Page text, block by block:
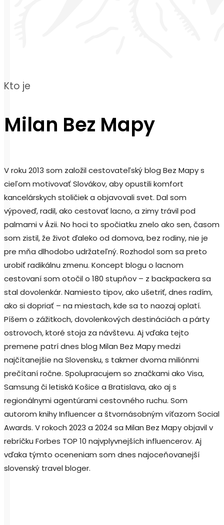
Kto je
Milan Bez Mapy
V roku 2013 som založil cestovateľský blog Bez Mapy s
cieľom motivovať Slovákov, aby opustili komfort
kancelárskych stoličiek a objavovali svet. Dal som
výpoveď, radil, ako cestovať lacno, a zimy trávil pod
palmami v Ázii. No hoci to spočiatku znelo ako sen, časom
som zistil, že život ďaleko od domova, bez rodiny, nie je
pre mňa dlhodobo udržateľný. Rozhodol som sa preto
urobiť radikálnu zmenu. Koncept blogu o lacnom
cestovaní som otočil o 180 stupňov – z backpackera sa
stal dovolenkár. Namiesto tipov, ako ušetriť, dnes radím,
ako si dopriať – na miestach, kde sa to naozaj oplatí.
Píšem o zážitkoch, dovolenkových destináciách a párty
ostrovoch, ktoré stoja za návštevu. Aj vďaka tejto
premene patrí dnes blog Milan Bez Mapy medzi
najčítanejšie na Slovensku, s takmer dvoma miliónmi
prečítaní ročne. Spolupracujem so značkami ako Visa,
Samsung či letiská Košice a Bratislava, ako aj s
regionálnymi agentúrami cestovného ruchu. Som
autorom knihy Influencer a štvornásobným víťazom Social
Awards. V rokoch 2023 a 2024 sa Milan Bez Mapy objavil v
rebríčku Forbes TOP 10 najvplyvnejších influencerov. Aj
vďaka týmto oceneniam som dnes najoceňovanejší
slovenský travel bloger.